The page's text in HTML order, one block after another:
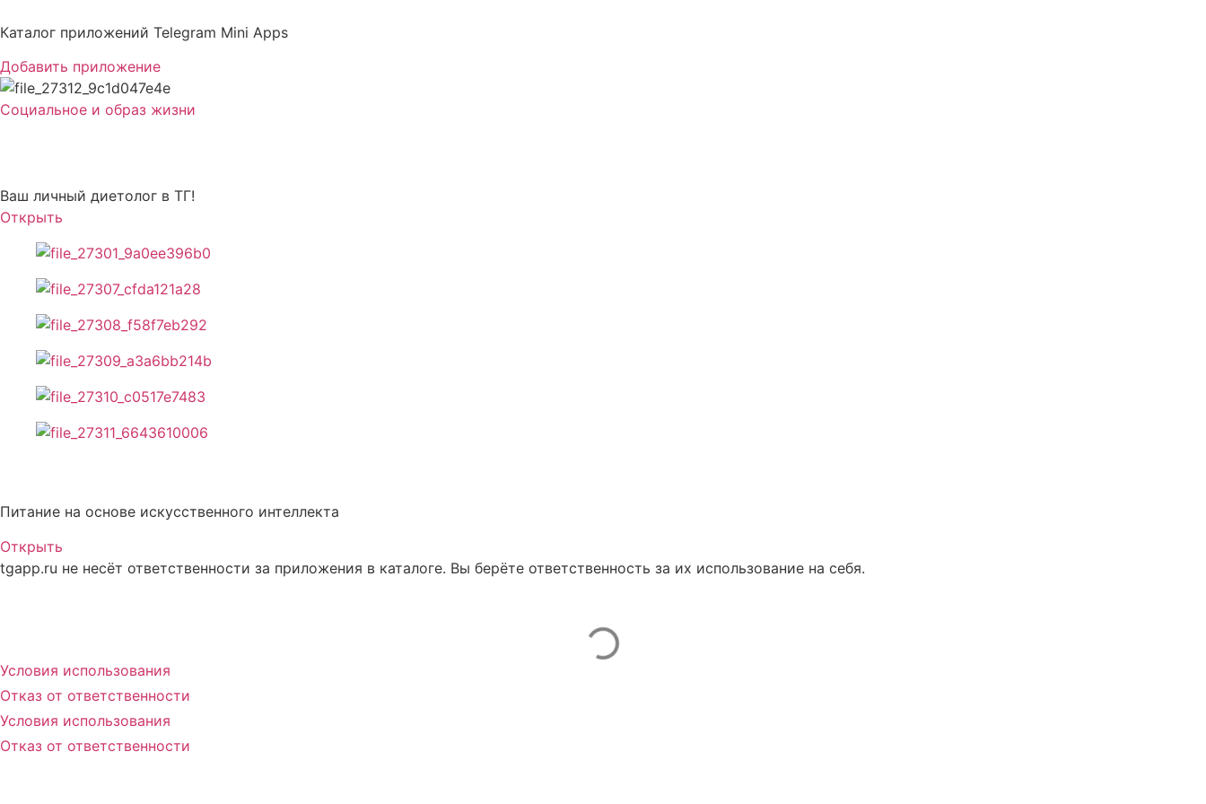
к
Каталог приложений Telegram Mini Apps
Добавить приложение
Социальное и образ жизни
Ваш личный диетолог в ТГ!
Открыть
Питание на основе искусственного интеллекта
Открыть
tgapp.ru не несёт ответственности за приложения в каталоге. Вы берёте ответственность за их использование на себя.
Условия использования
Отказ от ответственности
Условия использования
Отказ от ответственности